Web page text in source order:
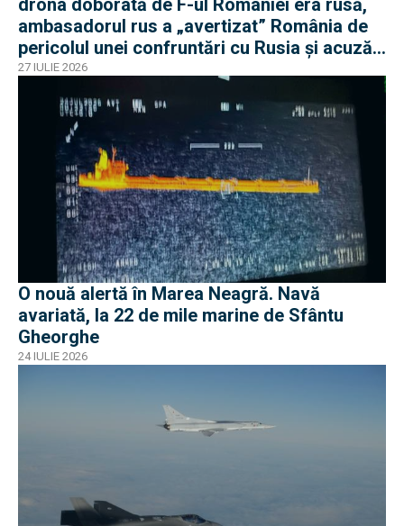
drona doborâtă de F-ul României era rusă,
ambasadorul rus a „avertizat” România de
pericolul unei confruntări cu Rusia și acuză
o „înscenare propagandistă”
27 IULIE 2026
O nouă alertă în Marea Neagră. Navă
avariată, la 22 de mile marine de Sfântu
Gheorghe
24 IULIE 2026